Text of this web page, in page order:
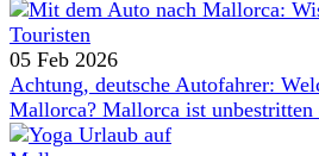
05 Feb 2026
Achtung, deutsche Autofahrer:
Mallorca? Mallorca ist